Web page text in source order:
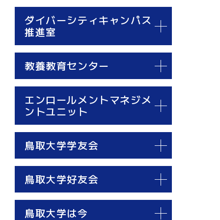
ダイバーシティキャンパス
推進室
教養教育センター
エンロールメントマネジメ
ントユニット
鳥取大学学友会
鳥取大学好友会
鳥取大学は今